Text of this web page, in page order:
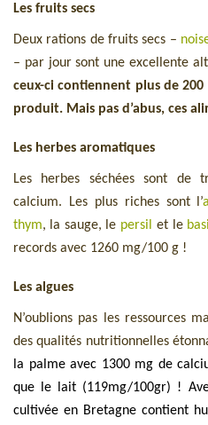
Les fruits secs
Deux rations de fruits secs –
– par jour sont une excellente
ceux-ci contiennent plus de
produit. Mais pas d’abus, ces
Les herbes aromatiques
Les herbes séchées sont de
calcium. Les plus riches sont l’
thym, la sauge, le persil et le
records avec 1260 mg/100 g !
Les algues
N’oublions pas les ressources
des qualités nutritionnelles
la palme avec 1300 mg de
que le lait (119mg/100gr) !
cultivée en Bretagne contient